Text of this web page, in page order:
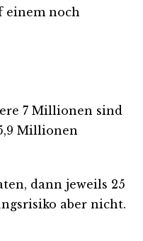
einem noch
7 Millionen sind
Millionen
dann jeweils 25
aber nicht.